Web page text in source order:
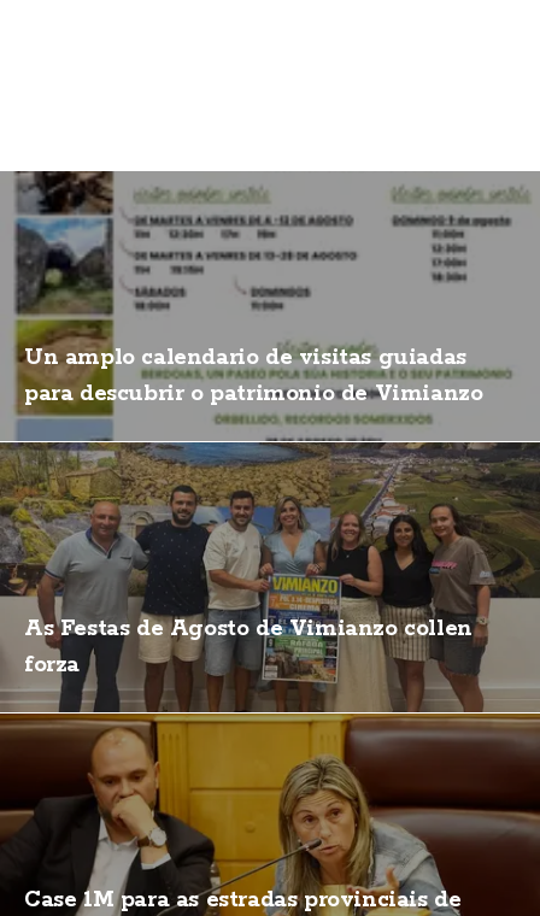
Un amplo calendario de visitas guiadas
para descubrir o patrimonio de Vimianzo
As Festas de Agosto de Vimianzo collen
forza
Case 1M para as estradas provinciais de